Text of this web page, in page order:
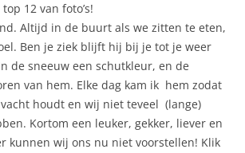
12 van foto’s!
Altijd in de buurt als we zitten te eten,
Ben je ziek blijft hij bij je tot je weer
de sneeuw een schutkleur, en de
van hem. Elke dag kam ik hem zodat
houdt en wij niet teveel (lange)
Kortom een leuker, gekker, liever en
kunnen wij ons nu niet voorstellen! Klik